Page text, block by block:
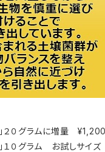
２０グラムに増量
１０グラム お試しサイ